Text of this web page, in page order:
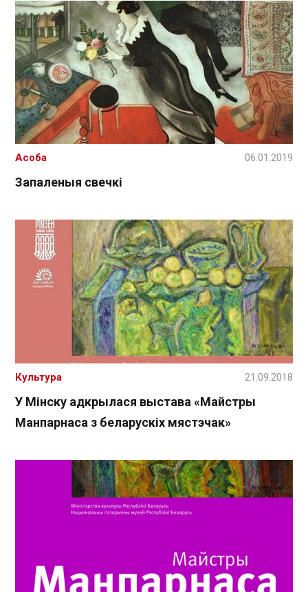
Запаленыя свечкі
Асоба 06.01.2019
У Мінску адкрылася выстава «Майстры
Манпарнаса з беларускіх мястэчак»
Культура 21.09.2018